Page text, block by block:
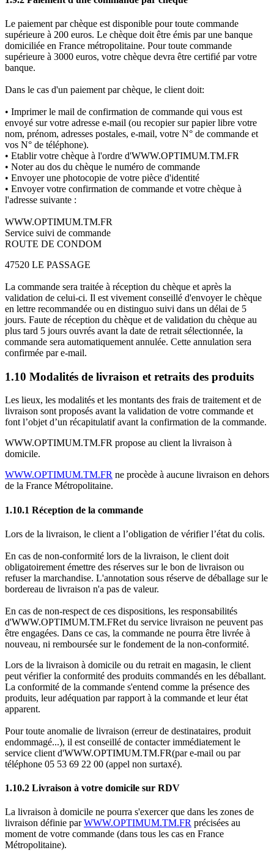
Le paiement par chèque est disponible pour toute commande
supérieure à 200 euros. Le chèque doit être émis par une banque
domiciliée en France métropolitaine. Pour toute commande
supérieure à 3000 euros, votre chèque devra être certifié par votre
banque.
Dans le cas d'un paiement par chèque, le client doit:
• Imprimer le mail de confirmation de commande qui vous est
envoyé sur votre adresse e-mail (ou recopier sur papier libre votre
nom, prénom, adresses postales, e-mail, votre N° de commande et
vos N° de téléphone).
• Etablir votre chèque à l'ordre d'WWW.OPTIMUM.TM.FR
• Noter au dos du chèque le numéro de commande
• Envoyer une photocopie de votre pièce d'identité
• Envoyer votre confirmation de commande et votre chèque à
l'adresse suivante :
WWW.OPTIMUM.TM.FR
Service suivi de commande
ROUTE DE CONDOM
47520 LE PASSAGE
La commande sera traitée à réception du chèque et après la
validation de celui-ci. Il est vivement conseillé d'envoyer le chèque
en lettre recommandée ou en distinguo suivi dans un délai de 5
jours. Faute de réception du chèque et de validation du chèque au
plus tard 5 jours ouvrés avant la date de retrait sélectionnée, la
commande sera automatiquement annulée. Cette annulation sera
confirmée par e-mail.
1.10 Modalités de livraison et retraits des produits
Les lieux, les modalités et les montants des frais de traitement et de
livraison sont proposés avant la validation de votre commande et
font l’objet d’un récapitulatif avant la confirmation de la commande.
WWW.OPTIMUM.TM.FR propose au client la livraison à
domicile.
WWW.OPTIMUM.TM.FR ne procède à aucune livraison en dehors
de la France Métropolitaine.
1.10.1 Réception de la commande
Lors de la livraison, le client a l’obligation de vérifier l’état du colis.
En cas de non-conformité lors de la livraison, le client doit
obligatoirement émettre des réserves sur le bon de livraison ou
refuser la marchandise. L'annotation sous réserve de déballage sur le
bordereau de livraison n'a pas de valeur.
En cas de non-respect de ces dispositions, les responsabilités
d'WWW.OPTIMUM.TM.FRet du service livraison ne peuvent pas
être engagées. Dans ce cas, la commande ne pourra être livrée à
nouveau, ni remboursée sur le fondement de la non-conformité.
Lors de la livraison à domicile ou du retrait en magasin, le client
peut vérifier la conformité des produits commandés en les déballant.
La conformité de la commande s'entend comme la présence des
produits, leur adéquation par rapport à la commande et leur état
apparent.
Pour toute anomalie de livraison (erreur de destinataires, produit
endommagé...), il est conseillé de contacter immédiatement le
service client d'WWW.OPTIMUM.TM.FR(par e-mail ou par
téléphone 05 53 69 22 00 (appel non surtaxé).
1.10.2 Livraison à votre domicile sur RDV
La livraison à domicile ne pourra s'exercer que dans les zones de
livraison définie parWWW.OPTIMUM.TM.FR précisées au
moment de votre commande (dans tous les cas en France
Métropolitaine).